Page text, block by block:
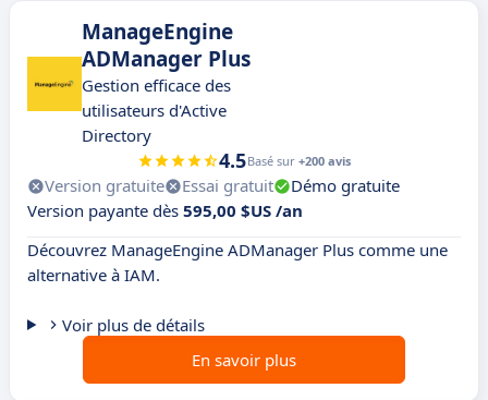
ManageEngine
ADManager Plus
Gestion efficace des
utilisateurs d'Active
Directory
4.5Basé sur +200 avis
Version gratuite Essai gratuit
Démo gratuite
Version payante dès 595,00 $US /an
Découvrez ManageEngine ADManager Plus comme une
alternative à IAM.
Voir plus de détails
En savoir plus